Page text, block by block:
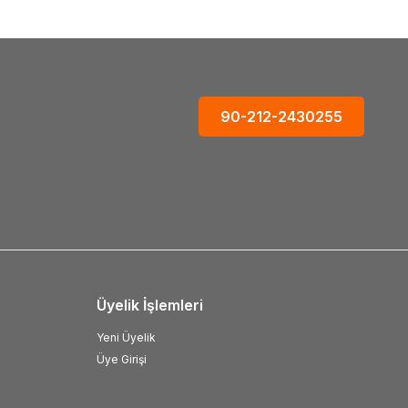
90-212-2430255
Üyelik İşlemleri
Yeni Üyelik
Üye Girişi